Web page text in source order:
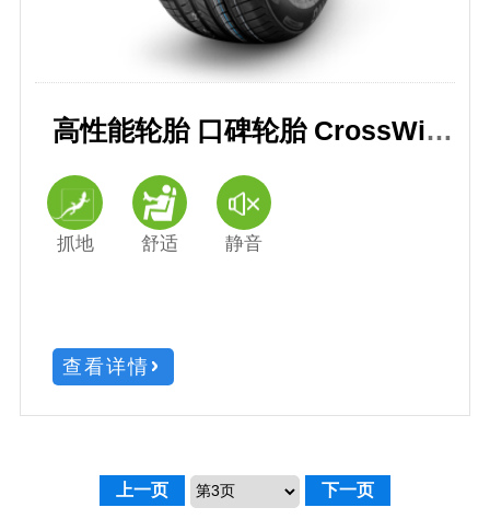
高性能轮胎 口碑轮胎 CrossWind 御风 HP010
抓地 舒适 静音
查看详情
上一页 下一页